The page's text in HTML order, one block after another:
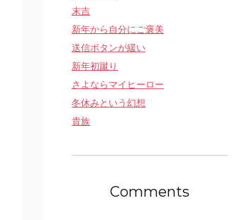
末吉
新年から自分にご褒美
送信ボタンが緩い
新年初蹴り
さよならマイヒーロー
冬休みという幻想
貴族
Comments